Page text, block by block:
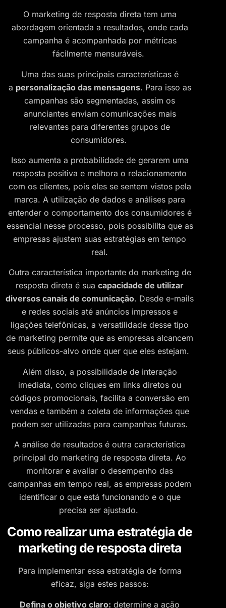
​O marketing de resposta direta tem uma
abordagem orientada a resultados, onde cada
campanha é acompanhada por métricas
fácilmente mensuráveis.
Uma das suas principais características é
a personalização das mensagens. Para isso as
campanhas são segmentadas, assim os
anunciantes enviam comunicações mais
relevantes para diferentes grupos de
consumidores.
Isso aumenta a probabilidade de gerarem uma
resposta positiva e melhora o relacionamento
com os clientes, pois eles se sentem vistos pela
marca. A utilização de dados e análises para
entender o comportamento dos consumidores é
essencial nesse processo, pois possibilita que as
empresas ajustem suas estratégias em tempo
real.
Outra característica importante do marketing de
resposta direta é sua capacidade de utilizar
diversos canais de comunicação. Desde e-mails
e redes sociais até anúncios impressos e
ligações telefônicas, a versatilidade desse tipo
de marketing permite que as empresas alcancem
seus públicos-alvo onde quer que eles estejam.
Além disso, a possibilidade de interação
imediata, como cliques em links diretos ou
códigos promocionais, facilita a conversão em
vendas e também a coleta de informações que
podem ser utilizadas para campanhas futuras.
A análise de resultados é outra característica
principal do marketing de resposta direta. Ao
monitorar e avaliar o desempenho das
campanhas em tempo real, as empresas podem
identificar o que está funcionando e o que
precisa ser ajustado.
Como realizar uma estratégia de
marketing de resposta direta
​Para implementar essa estratégia de forma
eficaz, siga estes passos:
Defina o objetivo claro: determine a ação